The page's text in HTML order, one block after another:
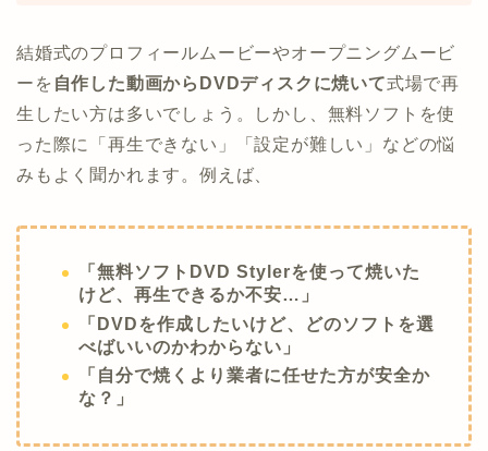
結婚式のプロフィールムービーやオープニングムービ
ーを 自作した動画からDVDディスクに焼いて式場で再
生したい方は多いでしょう。しかし、無料ソフトを使
った際に「再生できない」「設定が難しい」などの悩
みもよく聞かれます。例えば、
「無料ソフトDVD Stylerを使って焼いた
けど、再生できるか不安…」
「DVDを作成したいけど、どのソフトを選
べばいいのかわからない」
「自分で焼くより業者に任せた方が安全か
な？」